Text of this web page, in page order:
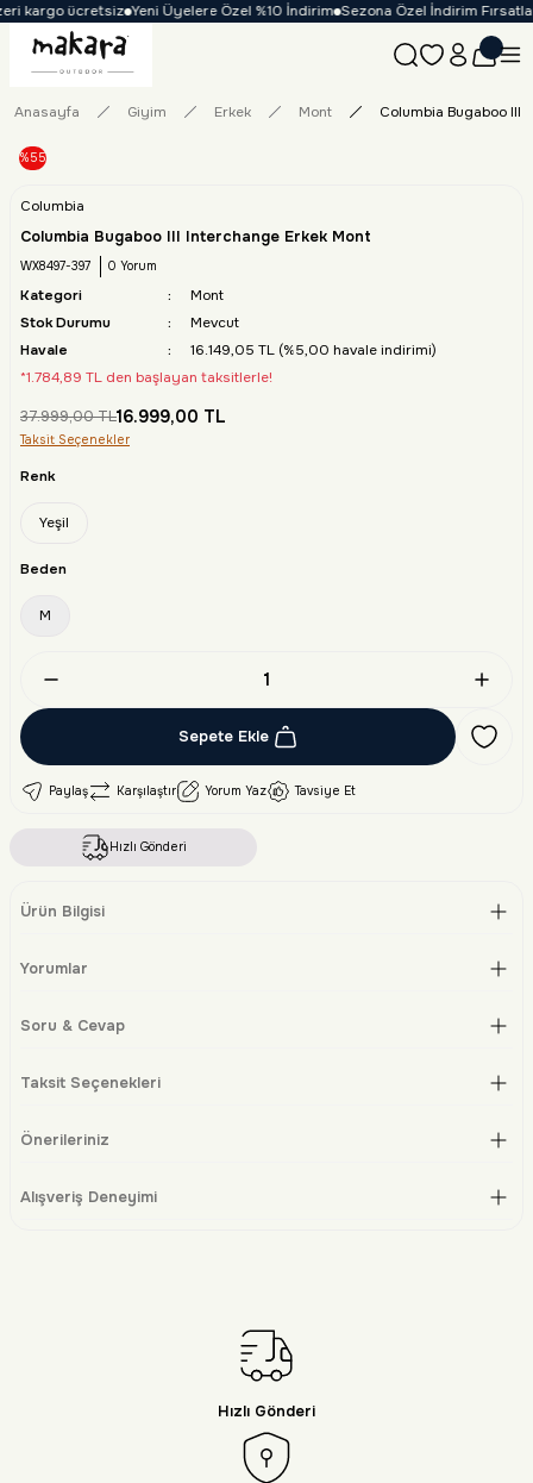
kargo ücretsiz Yeni Üyelere Özel %10 İndirim Sezona Özel İndirim Fırsatları
Anasayfa Giyim Erkek Mont Columbia Bugaboo III
%55
Columbia
Columbia Bugaboo III Interchange Erkek Mont
WX8497-397 0 Yorum
Kategori
Mont
Stok Durumu
Mevcut
Havale
16.149,05 TL (%5,00 havale indirimi)
*1.784,89 TL den başlayan taksitlerle!
37.999,00 TL16.999,00 TL
Taksit Seçenekler
Renk
Yeşil
Beden
M
Sepete Ekle
Paylaş Karşılaştır Yorum Yaz Tavsiye Et
Hızlı Gönderi
Ürün Bilgisi
Yorumlar
Soru & Cevap
Taksit Seçenekleri
Önerileriniz
Alışveriş Deneyimi
Hızlı Gönderi